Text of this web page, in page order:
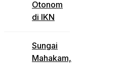
Otonom
di IKN
Sungai
Mahakam,